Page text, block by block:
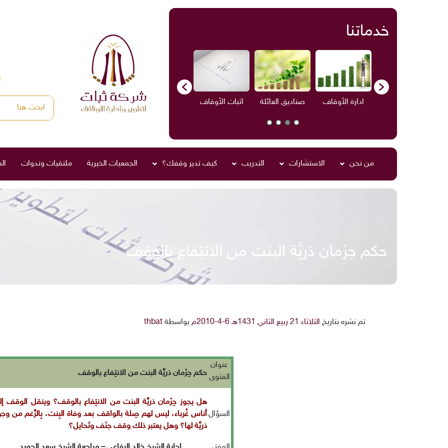
خدماتنا
ادارة الأوقاف صناديق العائلة اثبات الأوقاف الاستشارات ادارة الأوقاف صناديق العائلة
من نحن الاستشارات التدريب كيف تدير وقفك؟ الجمعيات الخيرية ملتقيات وندوات
حكم حِرْمان ذريَّة البنت من الانتِفاع بالوقف
تم نشره بتاريخ الثلاثاء 21 ربيع الثاني 1431هـ 6-4-2010م بواسطة thbat
عنوان
الفتوى حكم حِرْمان ذريَّة البنت من الانتِفاع بالوقف
السؤال
هل يجوز حِرْمان ذريَّة البنت من الانتِفاع بالوقف؟ وينقل الوقف
أناس غُرباء، ليس لهم صِلة بالواقف بعد وفاة البِنت، بِالرَّغم من
ذريَّة لها؟ وهل يعتبر ذلك وقف جنَف وتَحايل؟